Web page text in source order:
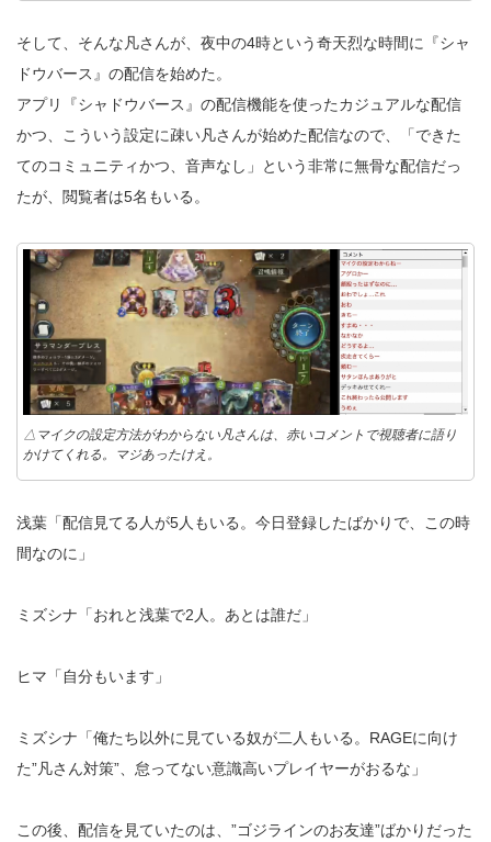
そして、そんな凡さんが、夜中の4時という奇天烈な時間に『シャ
ドウバース』の配信を始めた。
アプリ『シャドウバース』の配信機能を使ったカジュアルな配信
かつ、こういう設定に疎い凡さんが始めた配信なので、「できた
てのコミュニティかつ、音声なし」という非常に無骨な配信だっ
たが、閲覧者は5名もいる。
△マイクの設定方法がわからない凡さんは、赤いコメントで視聴者に語り
かけてくれる。マジあったけえ。
浅葉「配信見てる人が5人もいる。今日登録したばかりで、この時
間なのに」
ミズシナ「おれと浅葉で2人。あとは誰だ」
ヒマ「自分もいます」
ミズシナ「俺たち以外に見ている奴が二人もいる。RAGEに向け
た”凡さん対策”、怠ってない意識高いプレイヤーがおるな」
この後、配信を見ていたのは、”ゴジラインのお友達”ばかりだった